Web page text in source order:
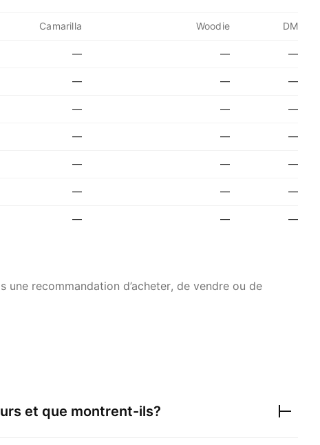
Camarilla Woodie DM
— — —
— — —
— — —
— — —
— — —
— — —
— — —
une recommandation d’acheter, de vendre ou de
et que montrent-ils?